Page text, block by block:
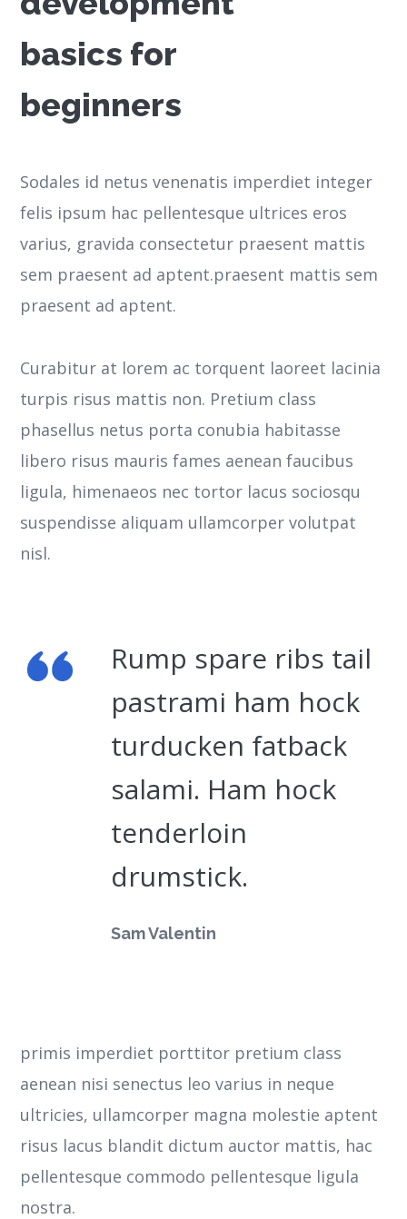
basics for
beginners
Sodales id netus venenatis imperdiet integer
felis ipsum hac pellentesque ultrices eros
varius, gravida consectetur praesent mattis
sem praesent ad aptent.praesent mattis sem
praesent ad aptent.
Curabitur at lorem ac torquent laoreet lacinia
turpis risus mattis non. Pretium class
phasellus netus porta conubia habitasse
libero risus mauris fames aenean faucibus
ligula, himenaeos nec tortor lacus sociosqu
suspendisse aliquam ullamcorper volutpat
nisl.
Rump spare ribs tail
pastrami ham hock
turducken fatback
salami. Ham hock
tenderloin
drumstick.
Sam Valentin
primis imperdiet porttitor pretium class
aenean nisi senectus leo varius in neque
ultricies, ullamcorper magna molestie aptent
risus lacus blandit dictum auctor mattis, hac
pellentesque commodo pellentesque ligula
nostra.